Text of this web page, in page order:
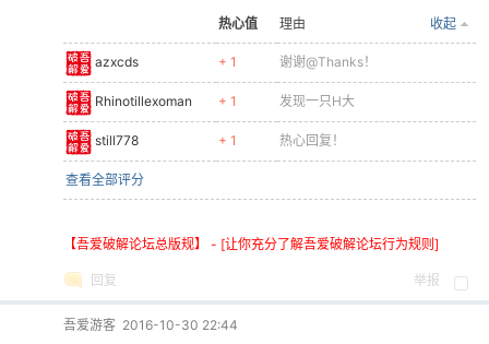
热心值 收起
理由
azxcds + 1 谢谢@Thanks！
Rhinotillexoman + 1 发现一只H大
still778 + 1 热心回复！
查看全部评分
【吾爱破解论坛总版规】 - [让你充分了解吾爱破解论坛行为规则]
回复 举报
吾爱游客 2016-10-30 22:44